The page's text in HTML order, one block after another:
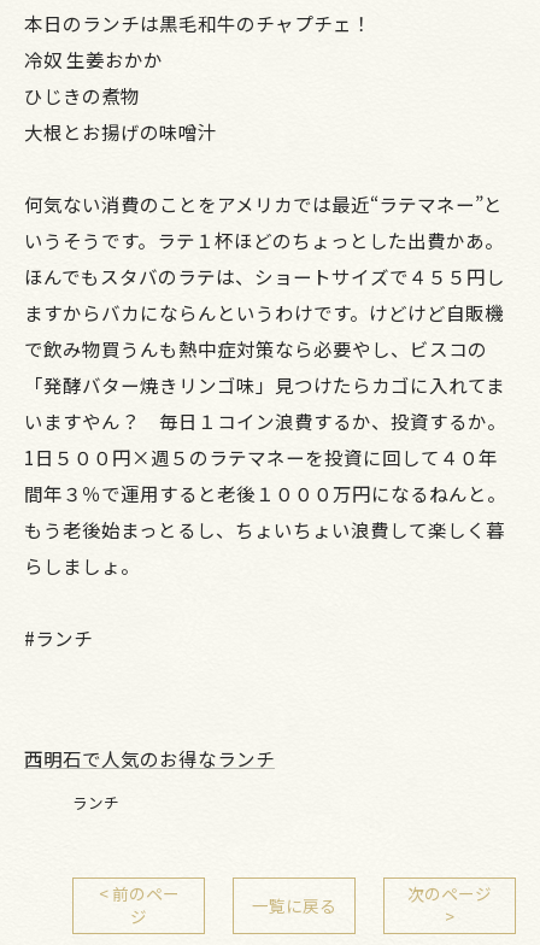
本日のランチは黒毛和牛のチャプチェ！
冷奴 生姜おかか
ひじきの煮物
大根とお揚げの味噌汁
何気ない消費のことをアメリカでは最近“ラテマネー”と
いうそうです。ラテ１杯ほどのちょっとした出費かあ。
ほんでもスタバのラテは、ショートサイズで４５５円し
ますからバカにならんというわけです。けどけど自販機
で飲み物買うんも熱中症対策なら必要やし、ビスコの
「発酵バター焼きリンゴ味」見つけたらカゴに入れてま
いますやん？ 毎日１コイン浪費するか、投資するか。
1日５００円×週５のラテマネーを投資に回して４０年
間年３％で運用すると老後１０００万円になるねんと。
もう老後始まっとるし、ちょいちょい浪費して楽しく暮
らしましょ。
#ランチ
西明石で人気のお得なランチ
ランチ
< 前のペー
ジ
一覧に戻る
次のページ
>